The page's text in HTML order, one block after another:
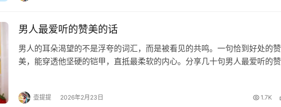
男人最爱听的赞美的话
男人的耳朵渴望的不是浮夸的词汇，而是被看见的共鸣。一句恰到好处的赞
美，能穿透他坚硬的铠甲，直抵最柔软的内心。分享几十句男人最爱听的
壶提提 2026年2月23日 1.7K